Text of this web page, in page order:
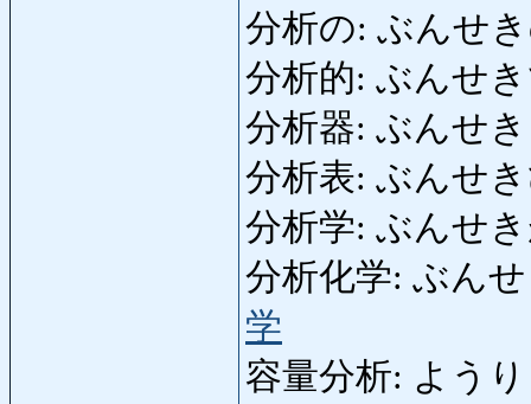
分析の: ぶんせ
分析的: ぶんせ
分析器: ぶんせ
分析表: ぶんせ
分析学: ぶんせ
分析化学: ぶん
学
容量分析: よう